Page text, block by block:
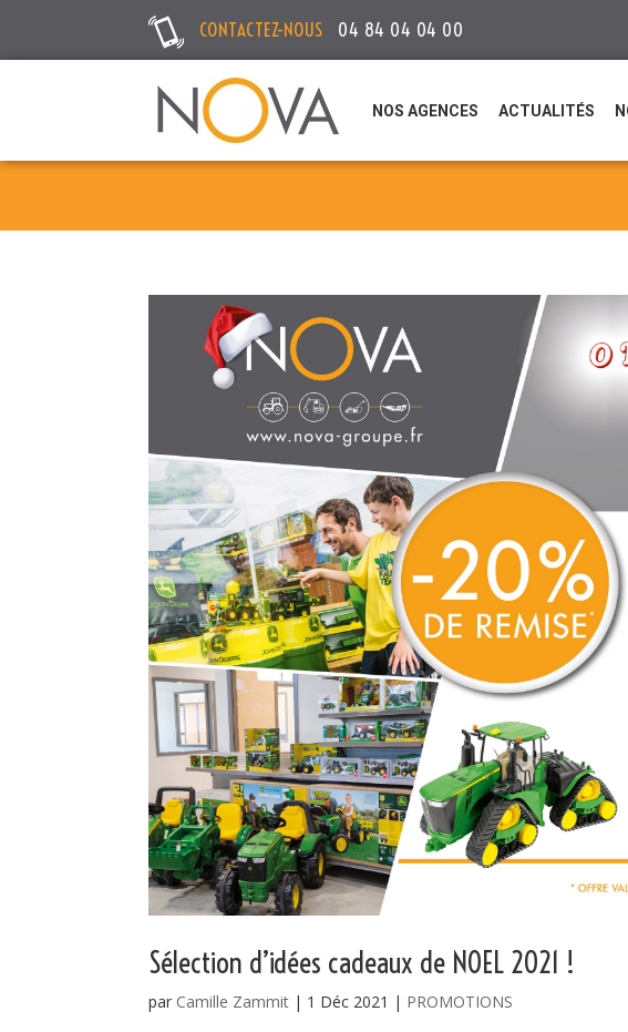
CONTACTEZ-NOUS 04 84 04 04 00
NOS AGENCES ACTUALITÉS
Sélection d’idées cadeaux de NOEL 2021 !
par Camille Zammit | 1 Déc 2021 | PROMOTIONS